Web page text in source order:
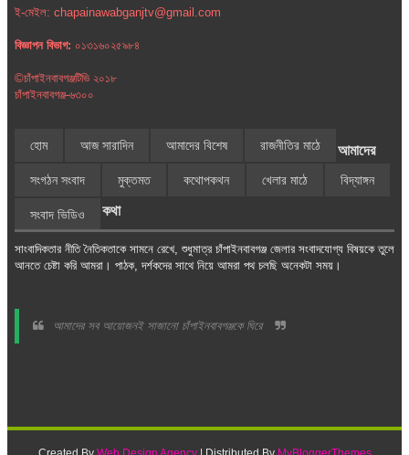
ই-মেইল: chapainawabganjtv@gmail.com
বিজ্ঞাপন বিভাগ: ০১৩১৬০২৫৯৮৪
©চাঁপাইনবাবগঞ্জটিভি ২০১৮
চাঁপাইনবাবগঞ্জ-৬৩০০
হোম আজ সারাদিন আমাদের বিশেষ রাজনীতির মাঠে
সংগঠন সংবাদ মুক্তমত কথোপকথন খেলার মাঠে বিদ্যাঙ্গন
সংবাদ ভিডিও
আমাদের
কথা
সাংবাদিকতার নীতি নৈতিকতাকে সামনে রেখে, শুধুমাত্র চাঁপাইনবাবগঞ্জ জেলার সংবাদযোগ্য বিষয়কে তুলে
আনতে চেষ্টা করি আমরা। পাঠক, দর্শকদের সাথে নিয়ে আমরা পথ চলছি অনেকটা সময়।
আমাদের সব আয়োজনই সাজানো চাঁপাইনবাবগঞ্জকে ঘিরে